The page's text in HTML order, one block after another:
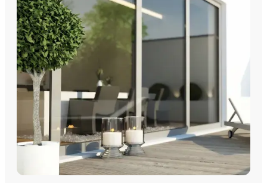
Fenêtres PVC Fenêtres Aluminium
Fenêtres Multimatériaux
Fenêtres Bois
Découvrez nos fenêtres PVC, aluminium, bois et
multimatériaux, avec pose par les équipes Plein Jour Habitat.
DÉCOUVRIR